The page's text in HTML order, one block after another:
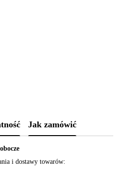
Jak zamówić
i dostawy towarów: